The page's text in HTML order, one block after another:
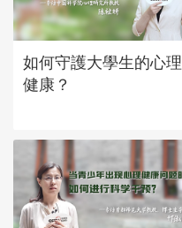
如何守護大學生的心理
健康？